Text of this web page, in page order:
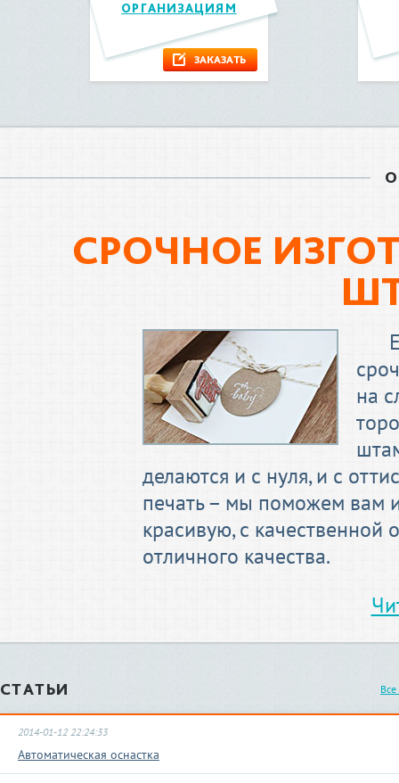
ОРГАНИЗАЦИЯМ
ЗАКАЗАТЬ
СРОЧНОЕ
на
делаются и с нуля, и с
печать – мы поможем вам
красивую, с
отличного качества.
СТАТЬИ
2014-01-12 22:24:33
Автоматическая оснастка